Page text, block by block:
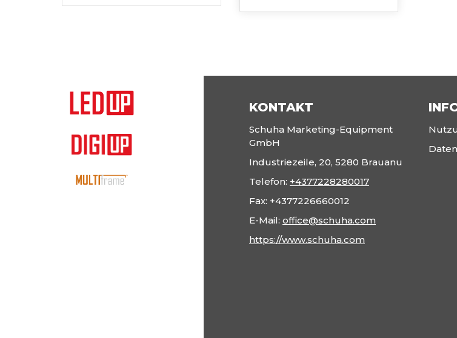
KONTAKT
Schuha Marketing-Equipment
GmbH
Industriezeile, 20, 5280 Brauanu
Telefon: +4377228280017
Fax: +4377226660012
E-Mail: office@schuha.com
https://www.schuha.com